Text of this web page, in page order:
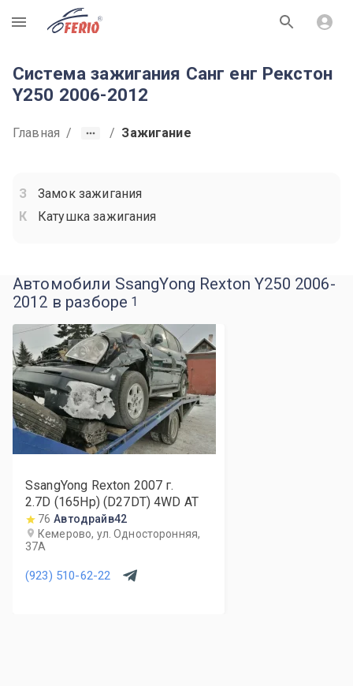
R
Система зажигания Санг енг Рекстон
Y250 2006-2012
Главная / / Зажигание
Замок зажигания
Катушка зажигания
Автомобили SsangYong Rexton Y250 2006-
2012 в разборе 1
SsangYong Rexton 2007 г.
2.7D (165Hp) (D27DT) 4WD AT
76 Автодрайв42
Кемерово, ул. Односторонняя,
37А
(923) 510-62-22